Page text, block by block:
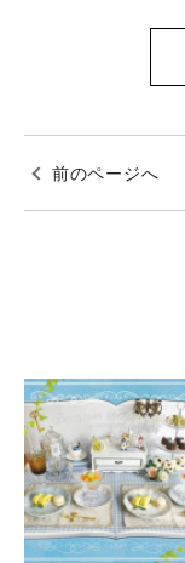
前のページへ